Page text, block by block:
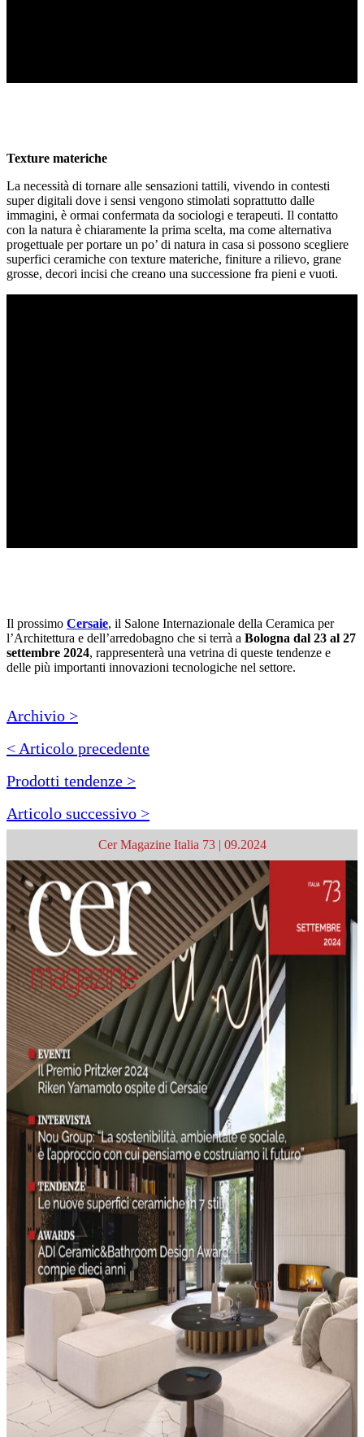
Texture materiche
La necessità di tornare alle sensazioni tattili, vivendo in contesti
super digitali dove i sensi vengono stimolati soprattutto dalle
immagini, è ormai confermata da sociologi e terapeuti. Il contatto
con la natura è chiaramente la prima scelta, ma come alternativa
progettuale per portare un po’ di natura in casa si possono scegliere
superfici ceramiche con texture materiche, finiture a rilievo, grane
grosse, decori incisi che creano una successione fra pieni e vuoti.
Il prossimo Cersaie, il Salone Internazionale della Ceramica per
l’Architettura e dell’arredobagno che si terrà a Bologna dal 23 al 27
settembre 2024, rappresenterà una vetrina di queste tendenze e
delle più importanti innovazioni tecnologiche nel settore.
Archivio >
< Articolo precedente
Prodotti tendenze >
Articolo successivo >
Cer Magazine Italia 73 | 09.2024